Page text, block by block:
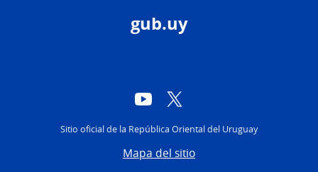
gub.uy
YouTube
Sitio oficial de la República Oriental del Uruguay
Mapa del sitio